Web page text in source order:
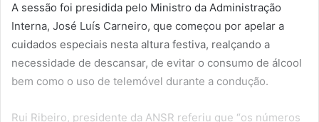
A sessão foi presidida pelo Ministro da Administração
Interna, José Luís Carneiro, que começou por apelar a
cuidados especiais nesta altura festiva, realçando a
necessidade de descansar, de evitar o consumo de álcool
bem como o uso de telemóvel durante a condução.
Rui Ribeiro, presidente da ANSR referiu que “os números